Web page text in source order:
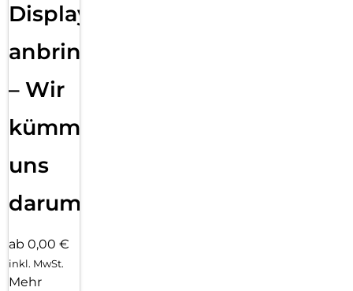
Displayfolie
anbringen
– Wir
kümmern
uns
darum!
ab 0,00 €
inkl. MwSt.
Mehr